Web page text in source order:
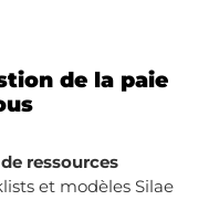
de la paie
ressources
et modèles Silae